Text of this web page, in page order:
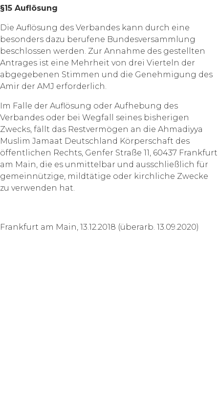
§15 Auflösung
Die Auflösung des Verbandes kann durch eine
besonders dazu berufene Bundesversammlung
beschlossen werden. Zur Annahme des gestellten
Antrages ist eine Mehrheit von drei Vierteln der
abgegebenen Stimmen und die Genehmigung des
Amir der AMJ erforderlich.
Im Falle der Auflösung oder Aufhebung des
Verbandes oder bei Wegfall seines bisherigen
Zwecks, fällt das Restvermögen an die Ahmadiyya
Muslim Jamaat Deutschland Körperschaft des
öffentlichen Rechts, Genfer Straße 11, 60437 Frankfurt
am Main, die es unmittelbar und ausschließlich für
gemeinnützige, mildtätige oder kirchliche Zwecke
zu verwenden hat.
Frankfurt am Main, 13.12.2018 (überarb. 13.09.2020)